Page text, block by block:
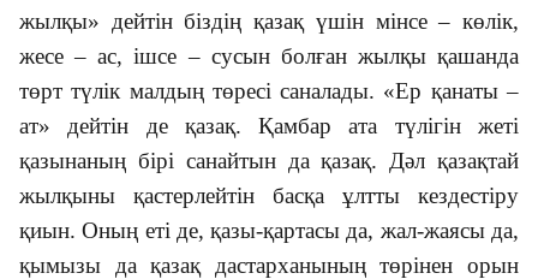
жылқы» дейтін біздің қазақ үшін мінсе – көлік,
жесе – ас, ішсе – сусын болған жылқы қашанда
төрт түлік малдың төресі саналады. «Ер қанаты –
ат» дейтін де қазақ. Қамбар ата түлігін жеті
қазынаның бірі санайтын да қазақ. Дәл қазақтай
жылқыны қастерлейтін басқа ұлтты кездестіру
қиын. Оның еті де, қазы-қартасы да, жал-жаясы да,
қымызы да қазақ дастарханының төрінен орын